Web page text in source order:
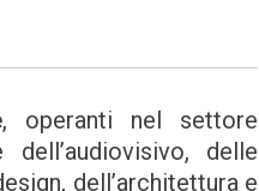
, operanti nel settore
delle
dell’architettura e